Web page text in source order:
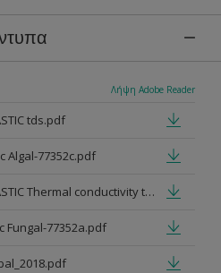
Λήψη Adobe Reader
tds.pdf
Algal-77352c.pdf
VIVECRYL THERMOELASTIC Thermal conductivity testing 2005 CORRECT.pdf
Fungal-77352a.pdf